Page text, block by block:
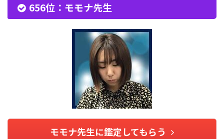
656位：モモナ先生
モモナ先生に鑑定してもらう